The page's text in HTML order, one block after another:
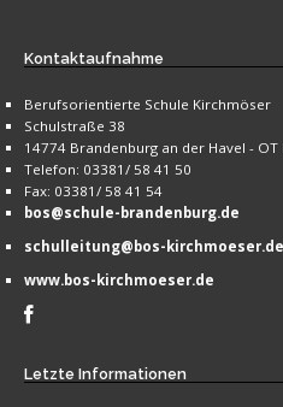
Kontaktaufnahme
Berufsorientierte Schule Kirchmöser
Schulstraße 38
14774 Brandenburg an der Havel -
Telefon: 03381/ 58 41 50
Fax: 03381/ 58 41 54
bos@schule-brandenburg.de
schulleitung@bos-kirchmoeser.de
www.bos-kirchmoeser.de
Letzte Informationen